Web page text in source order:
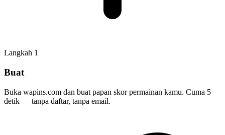
Langkah 1
Buat
Buka wapins.com dan buat papan skor permainan kamu. Cuma 5
detik — tanpa daftar, tanpa email.